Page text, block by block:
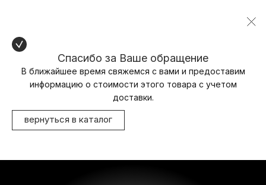
Спасибо за Ваше обращение
В ближайшее время свяжемся с вами и предоставим
информацию о стоимости этого товара с учетом
доставки.
вернуться в каталог